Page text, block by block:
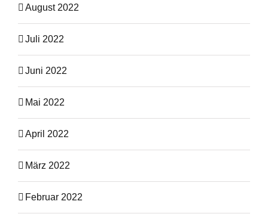
August 2022
Juli 2022
Juni 2022
Mai 2022
April 2022
März 2022
Februar 2022